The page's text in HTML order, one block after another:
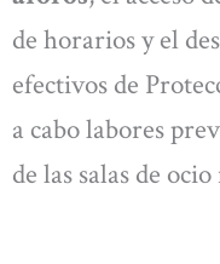
de horarios y el
efectivos de
a cabo labores
de las salas de